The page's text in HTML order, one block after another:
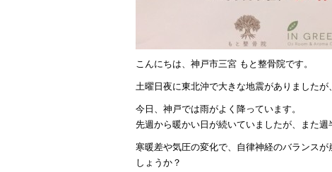
こんにちは、神戸市三宮 もと整骨院です。
土曜日夜に東北沖で大きな地震がありましたが
今日、神戸では雨がよく降っています。
先週から暖かい日が続いていましたが、また週
寒暖差や気圧の変化で、自律神経のバランス
しょうか？